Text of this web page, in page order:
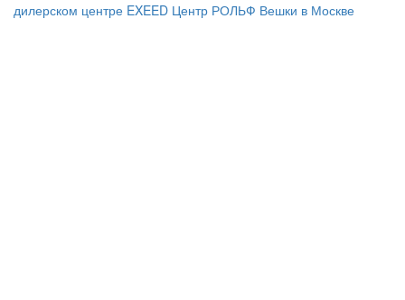
дилерском центре EXEED Центр РОЛЬФ Вешки в Москве